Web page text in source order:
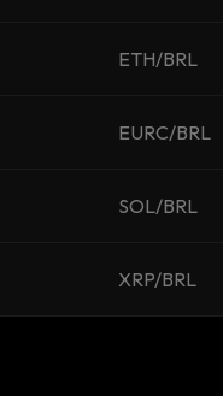
ETH/BRL
EURC/BRL
SOL/BRL
XRP/BRL